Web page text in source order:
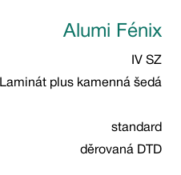
Alumi Fénix
IV SZ
Laminát plus kamenná šedá
standard
děrovaná DTD